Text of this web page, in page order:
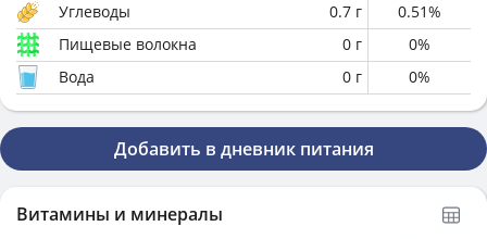
Углеводы
0.7 г 0.51%
Пищевые волокна
0 г 0%
Вода
0 г 0%
Добавить в дневник питания
Витамины и минералы